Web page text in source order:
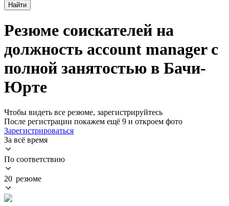
Найти
Резюме соискателей на
должность account manager с
полной занятостью в Бачи-
Юрте
Чтобы видеть все резюме, зарегистрируйтесь
После регистрации покажем ещё 9 и откроем фото
Зарегистрироваться
За всё время
По соответствию
20 резюме